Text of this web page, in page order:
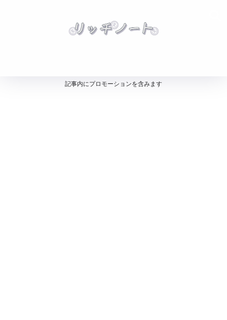
記事内にプロモーションを含みます